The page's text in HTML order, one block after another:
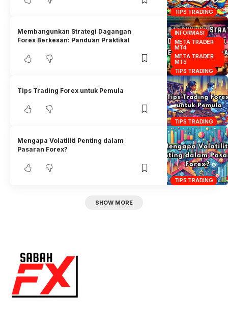
TIPS TRADING
INFORMASI
META TRADER
MT4
META TRADER
MT5
TIPS TRADING
Membangunkan Strategi Dagangan
Forex Berkesan: Panduan Praktikal
TIPS TRADING
Tips Trading Forex untuk Pemula
TIPS TRADING
Mengapa Volatiliti Penting dalam
Pasaran Forex?
SHOW MORE